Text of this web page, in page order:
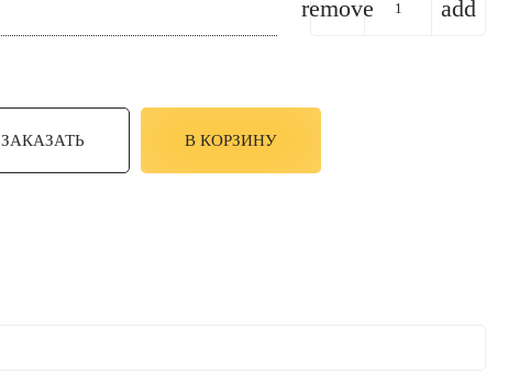
remove add
ЗАКАЗАТЬ В КОРЗИНУ